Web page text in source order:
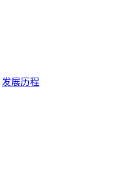
发展历程